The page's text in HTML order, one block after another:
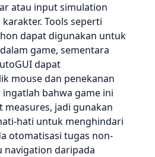
atau input simulation
Tools seperti
dapat digunakan untuk
game, sementara
dapat
mouse dan penekanan
bahwa game ini
measures, jadi gunakan
hati untuk menghindari
otomatisasi tugas non-
navigation daripada